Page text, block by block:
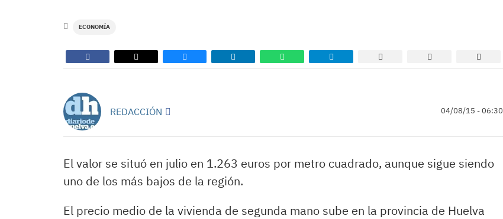
ECONOMÍA
REDACCIÓN 04/08/15 - 06:30
El valor se situó en julio en 1.263 euros por metro cuadrado, aunque sigue siendo
uno de los más bajos de la región.
El precio medio de la vivienda de segunda mano sube en la provincia de Huelva